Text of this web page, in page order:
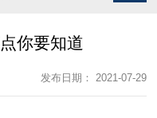
你要知道
发布日期： 2021-07-29